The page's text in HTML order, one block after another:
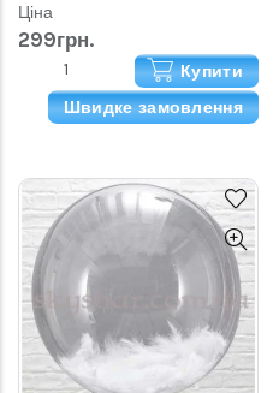
Ціна
299грн.
Купити
Швидке замовлення